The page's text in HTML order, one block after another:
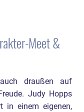
Meet &
draußen auf
Judy Hopps
in einem eigenen,